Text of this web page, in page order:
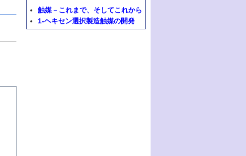
8号 層間はどこまで利用できたか―層状化
8号 広がるポリマー関連の触媒
7号 実験技術シリーズ
8号 In-situ 測定による触媒表面の微視的構
8号 環境問題における触媒の役割
7号 固体表面の化学設計と機能
5号 均一系触媒
6号 第60回触媒討論会
4号 触媒構造の精密制御
5号 工業における触媒
3号 新しい有機合成と触媒
4号 触媒材料としての金属リン酸塩
2号 第53回触媒討論会
3号 活性点の構造と機能
1号 <<通常号>>
2号 第51回触媒討論会
▼24巻（1982年）
1号 第49回触媒討論会
▼23巻（1981年）
触媒－これまで、そしてこれから
1-ヘキセン選択製造触媒の開発